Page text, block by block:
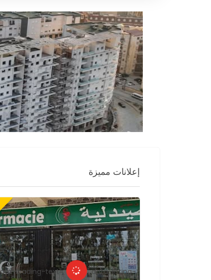
إعلانات مميزة
<a data-loading-text="
" data-listing-